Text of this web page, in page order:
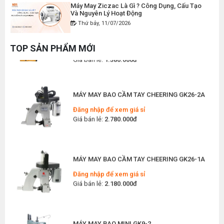
Và Nguyên Lý Hoạt Động
Thứ bảy, 11/07/2026
Đúng Kỹ Thuật
Thứ bảy, 04/07/2026
Top 5 Máy May Gia Đình Đáng Mua Nhất Hiện
Nay 2026
Nguyên Lý Hoạt Động Chi Tiết
Hướng Dẫn Cách Sửa Bàn Ủi Hơi Nước Tại Nhà
Máy Khoan Lấy Dấu Vải Là Gì? Hướng Dẫn Chọn
TOP SẢN PHẨM MỚI
MÁY MAY BAO CẦM TAY GK9-500 KHÔNG BÌNH
DẦU
Giá bán lẻ:
Đăng nhập để xem giá sỉ
Giá bán lẻ:
2.780.000đ
Đăng nhập để xem giá sỉ
Giá bán lẻ:
2.180.000đ